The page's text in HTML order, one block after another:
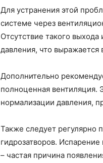
Для устранения этой
системе через
Отсутствие такого
давления, что выражается
Дополнительно
полноценная вентиляция.
нормализации давления,
Также следует регулярно
гидрозатворов.
– частая причина